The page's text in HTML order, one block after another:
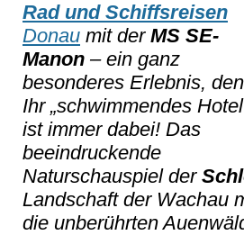
Rad und Schiffsreisen
Donau mit der MS SE-
Manon – ein ganz
besonderes Erlebnis,
Ihr „schwimmendes
ist immer dabei! Das
beeindruckende
Naturschauspiel der
Landschaft der Wachau
die unberührten